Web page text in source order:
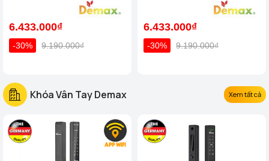
6.433.000₫
-30% 9.190.000₫
6.433.000₫
-30% 9.190.000₫
Khóa Vân Tay Demax Xem tất cả